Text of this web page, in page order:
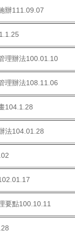
辦111.09.07
理辦法100.01.10
理辦法108.11.06
104.1.28
法104.01.28
要點100.10.11